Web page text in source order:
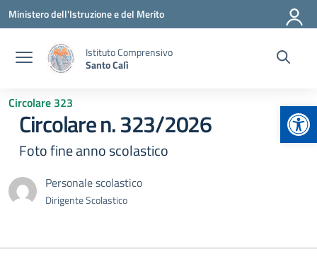
Vai ai contenuti
Vai al menu di navigazione
Vai al footer
Ministero dell'Istruzione e del Merito
Istituto Comprensivo
Santo Calì
Circolare 323
Circolare n. 323/2026
Foto fine anno scolastico
Personale scolastico
Dirigente Scolastico